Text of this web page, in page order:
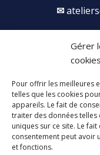
Gérer
cookies
Pour offrir les meilleures
telles que les cookies
appareils. Le fait de
traiter des données telles
uniques sur ce site. Le
consentement peut avoir
et fonctions.